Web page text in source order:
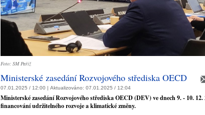
Foto: SM Paříž
Ministerské zasedání Rozvojového střediska OECD
07.01.2025 / 12:00 | Aktualizováno: 07.01.2025 / 12:04
Ministerské zasedání Rozvojového střediska OECD (DEV) ve dnech 9. - 10. 12.
financování udržitelného rozvoje a klimatické změny.